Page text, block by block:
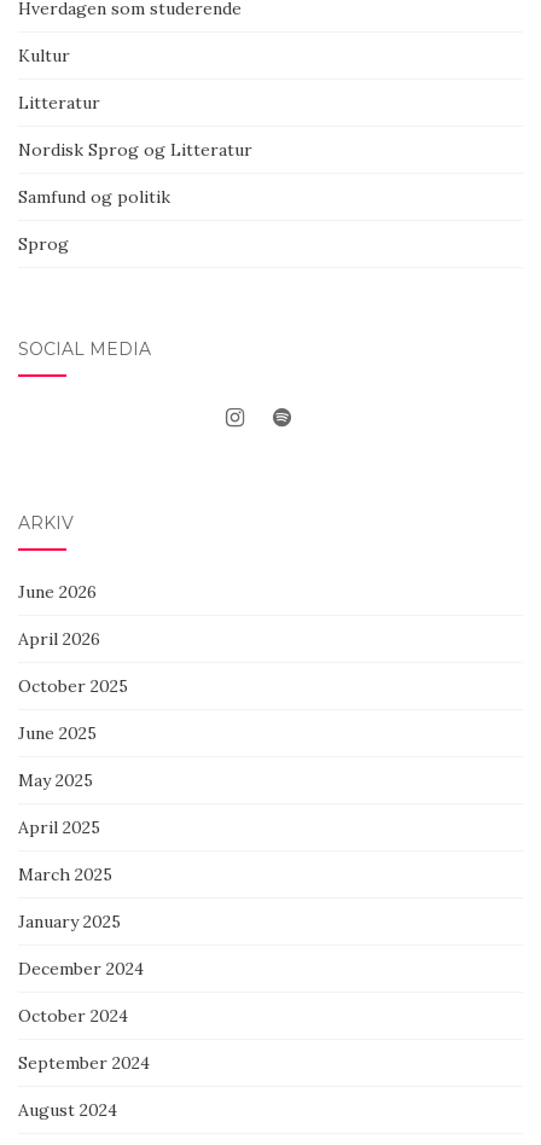
Hverdagen som studerende
Kultur
Litteratur
Nordisk Sprog og Litteratur
Samfund og politik
Sprog
SOCIAL MEDIA
ARKIV
June 2026
April 2026
October 2025
June 2025
May 2025
April 2025
March 2025
January 2025
December 2024
October 2024
September 2024
August 2024